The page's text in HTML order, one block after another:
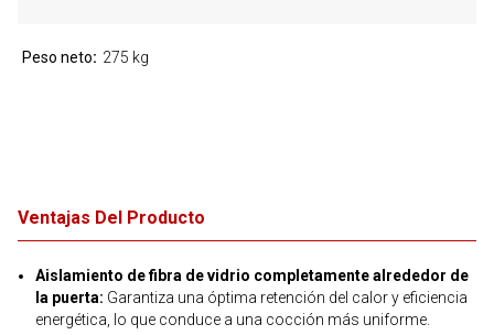
Ventajas Del Producto
Aislamiento de fibra de vidrio completamente alrededor de
la puerta: Garantiza una óptima retención del calor y eficiencia
energética, lo que conduce a una cocción más uniforme.
Peso neto 275 kg